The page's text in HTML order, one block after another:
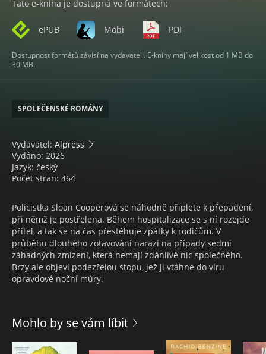
Tato e-kniha je dostupná ve formátech:
ePUB Mobi PDF
Dostupnost formátů závisí na vydavateli. E-knihy mají velikost od 1 MB do
30 MB.
SPOLEČENSKÉ ROMÁNY
Vydavatel: Alpress
Vydáno: 2026
Jazyk: český
Počet stran: 464
Policistka Sloan Cooperová se náhodně připlete k přepadení,
při němž je postřelena. Během hospitalizace se s ní rozejde
přítel, a tak se na čas přestěhuje zpátky k rodičům. V
průběhu dlouhého zotavování narazí na případy sedmi
záhadných zmizení, která nemají zdánlivě nic společného.
Brzy ale objeví podezřelou stopu, jež ji vtáhne do víru
opravdové noční můry.
Mohlo by se vám líbit